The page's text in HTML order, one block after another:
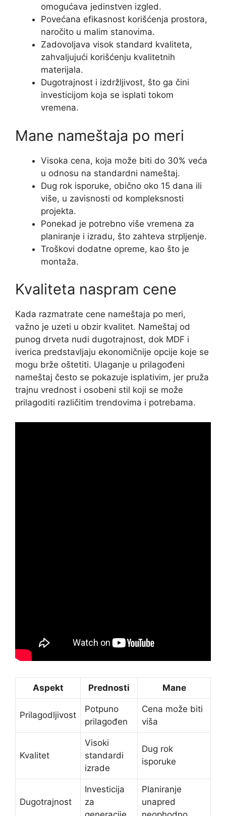
omogućava jedinstven izgled.
Povećana efikasnost korišćenja prostora,
naročito u malim stanovima.
Zadovoljava visok standard kvaliteta,
zahvaljujući korišćenju kvalitetnih
materijala.
Dugotrajnost i izdržljivost, što ga čini
investicijom koja se isplati tokom
vremena.
Mane nameštaja po meri
Visoka cena, koja može biti do 30% veća
u odnosu na standardni nameštaj.
Dug rok isporuke, obično oko 15 dana ili
više, u zavisnosti od kompleksnosti
projekta.
Ponekad je potrebno više vremena za
planiranje i izradu, što zahteva strpljenje.
Troškovi dodatne opreme, kao što je
montaža.
Kvaliteta naspram cene
Kada razmatrate cene nameštaja po meri,
važno je uzeti u obzir kvalitet. Nameštaj od
punog drveta nudi dugotrajnost, dok MDF i
iverica predstavljaju ekonomičnije opcije koje se
mogu brže oštetiti. Ulaganje u prilagođeni
nameštaj često se pokazuje isplativim, jer pruža
trajnu vrednost i osobeni stil koji se može
prilagoditi različitim trendovima i potrebama.
Aspekt Prednosti Mane
Prilagodljivost
Potpuno
prilagođen
Cena može biti
viša
Kvalitet
Visoki
standardi
izrade
Dug rok
isporuke
Dugotrajnost
Investicija
za
Planiranje
unapred